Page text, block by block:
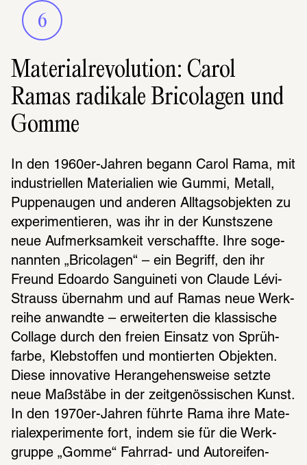
6
Materialrevolution: Carol
Ramas radikale Bricolagen und
Gomme
In den 1960er-Jahren begann Carol Rama, mit
indus­tri­el­len Mate­ria­lien wie Gummi, Metall,
Puppen­au­gen und ande­ren Alltags­ob­jek­ten zu
expe­ri­men­tie­ren, was ihr in der Kunst­szene
neue Aufmerk­sam­keit verschaffte. Ihre soge­
nann­ten „Brico­la­gen“ – ein Begriff, den ihr
Freund Edoardo Sangui­neti von Claude Lévi-
Strauss über­nahm und auf Ramas neue Werk­
reihe anwandte – erwei­ter­ten die klas­si­sche
Collage durch den freien Einsatz von Sprüh­
farbe, Kleb­stof­fen und montier­ten Objek­ten.
Diese inno­va­tive Heran­ge­hens­weise setzte
neue Maßstäbe in der zeit­ge­nös­si­schen Kunst.
In den 1970er-Jahren führte Rama ihre Mate­
ri­al­ex­pe­ri­mente fort, indem sie für die Werk­
gruppe „Gomme“ Fahr­rad- und Auto­rei­fen­